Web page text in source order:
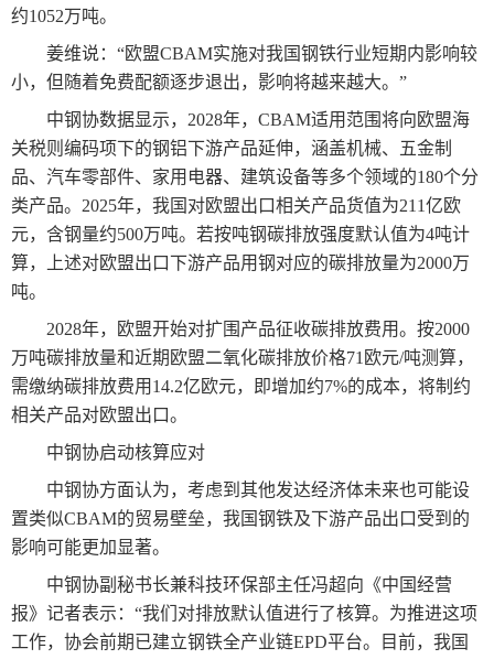
约1052万吨。
姜维说：“欧盟CBAM实施对我国钢铁行业短期内影响较
小，但随着免费配额逐步退出，影响将越来越大。”
中钢协数据显示，2028年，CBAM适用范围将向欧盟海
关税则编码项下的钢铝下游产品延伸，涵盖机械、五金制
品、汽车零部件、家用电器、建筑设备等多个领域的180个分
类产品。2025年，我国对欧盟出口相关产品货值为211亿欧
元，含钢量约500万吨。若按吨钢碳排放强度默认值为4吨计
算，上述对欧盟出口下游产品用钢对应的碳排放量为2000万
吨。
2028年，欧盟开始对扩围产品征收碳排放费用。按2000
万吨碳排放量和近期欧盟二氧化碳排放价格71欧元/吨测算，
需缴纳碳排放费用14.2亿欧元，即增加约7%的成本，将制约
相关产品对欧盟出口。
中钢协启动核算应对
中钢协方面认为，考虑到其他发达经济体未来也可能设
置类似CBAM的贸易壁垒，我国钢铁及下游产品出口受到的
影响可能更加显著。
中钢协副秘书长兼科技环保部主任冯超向《中国经营
报》记者表示：“我们对排放默认值进行了核算。为推进这项
工作，协会前期已建立钢铁全产业链EPD平台。目前，我国